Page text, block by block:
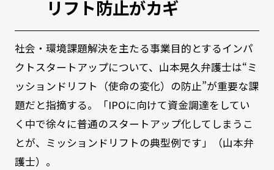
リフト防止がカギ
社会・環境課題解決を主たる事業目的とするインパ
クトスタートアップについて、山本晃久弁護士は“ミ
ッションドリフト（使命の変化）の防止”が重要な課
題だと指摘する。「IPOに向けて資金調達をしてい
く中で徐々に普通のスタートアップ化してしまうこ
とが、ミッションドリフトの典型例です」（山本弁
護士）。